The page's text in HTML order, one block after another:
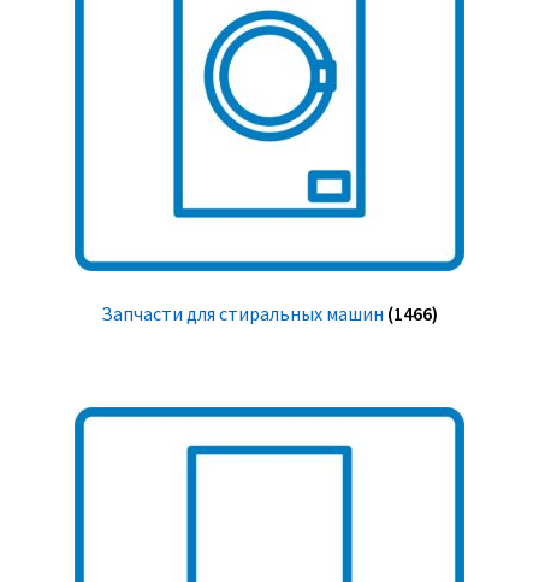
Запчасти для стиральных машин (1466)